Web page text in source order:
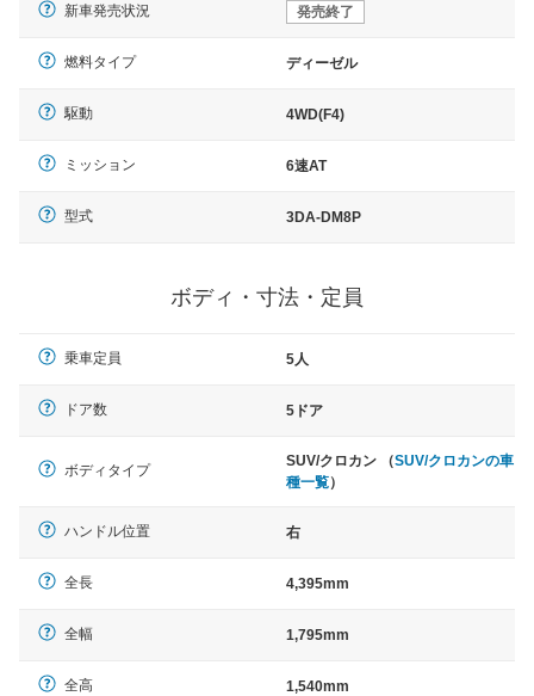
新車発売状況 発売終了
燃料タイプ ディーゼル
駆動 4WD(F4)
ミッション 6速AT
型式 3DA-DM8P
ボディ・寸法・定員
乗車定員 5人
ドア数 5ドア
ボディタイプ
SUV/クロカン （SUV/クロカンの車
種一覧）
ハンドル位置 右
全長 4,395mm
全幅 1,795mm
全高 1,540mm